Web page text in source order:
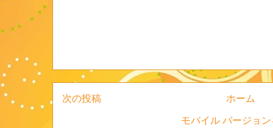
次の投稿 ホーム
モバイル バージョ